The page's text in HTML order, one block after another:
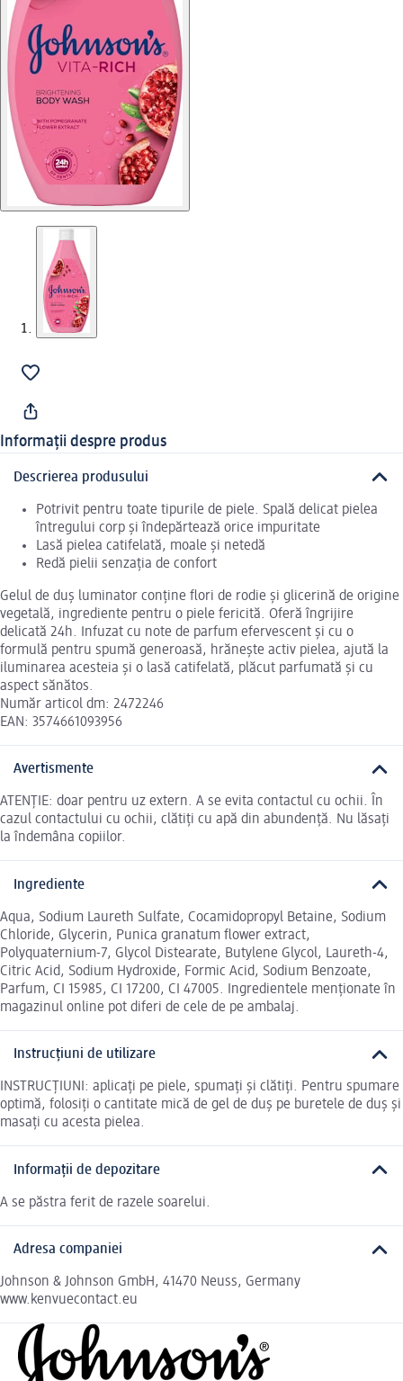
Informații despre produs
Descrierea produsului
Potrivit pentru toate tipurile de piele. Spală delicat pielea
întregului corp și îndepărtează orice impuritate
Lasă pielea catifelată, moale și netedă
Redă pielii senzația de confort
Gelul de duș luminator conține flori de rodie și glicerină de origine
vegetală, ingrediente pentru o piele fericită. Oferă îngrijire
delicată 24h. Infuzat cu note de parfum efervescent și cu o
formulă pentru spumă generoasă, hrănește activ pielea, ajută la
iluminarea acesteia și o lasă catifelată, plăcut parfumată și cu
aspect sănătos.
Număr articol dm: 2472246
EAN: 3574661093956
Avertismente
ATENȚIE: doar pentru uz extern. A se evita contactul cu ochii. În
cazul contactului cu ochii, clătiți cu apă din abundență. Nu lăsați
la îndemâna copiilor.
Ingrediente
Aqua, Sodium Laureth Sulfate, Cocamidopropyl Betaine, Sodium
Chloride, Glycerin, Punica granatum flower extract,
Polyquaternium-7, Glycol Distearate, Butylene Glycol, Laureth-4,
Citric Acid, Sodium Hydroxide, Formic Acid, Sodium Benzoate,
Parfum, CI 15985, CI 17200, CI 47005. Ingredientele menționate în
magazinul online pot diferi de cele de pe ambalaj.
Instrucțiuni de utilizare
INSTRUCȚIUNI: aplicați pe piele, spumați și clătiți. Pentru spumare
optimă, folosiți o cantitate mică de gel de duș pe buretele de duș și
masați cu acesta pielea.
Informații de depozitare
A se păstra ferit de razele soarelui.
Adresa companiei
Johnson & Johnson GmbH, 41470 Neuss, Germany
www.kenvuecontact.eu